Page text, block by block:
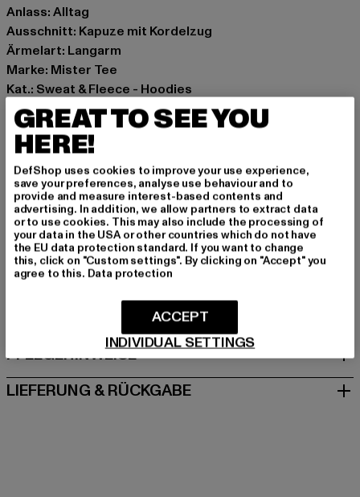
Anlass: Alltag
Ausschnitt: Kapuze mit Kordelzug
Ärmelart: Langarm
Marke: Mister Tee
Kat.: Sweat & Fleece - Hoodies
Farbe: grau
Hersteller Farbe: heather grey
Materialzusammensetzung: 65% Baumwolle, 35%
Polyester
Art.Nr: MT1490-00431
Hersteller: TB International GmbH |info@tbint.de
Dr.-Robert-Murjahn-Straße 7 | 64372 Ober-Ramstadt |
DE
GRÖSSE & PASSFORM
PFLEGEHINWEISE
LIEFERUNG & RÜCKGABE
GREAT TO SEE YOU
HERE!
DefShop uses cookies to improve your use experience,
save your preferences, analyse use behaviour and to
provide and measure interest-based contents and
advertising. In addition, we allow partners to extract data
or to use cookies. This may also include the processing of
your data in the USA or other countries which do not have
the EU data protection standard. If you want to change
this, click on "Custom settings". By clicking on "Accept" you
agree to this. Data protection
INDIVIDUAL SETTINGS
ACCEPT